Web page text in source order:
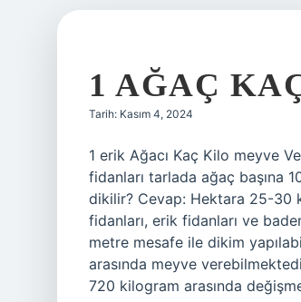
1 AĞAÇ
Tarih: Kasım 4, 2024
1 erik Ağacı Kaç Kilo meyve
fidanları tarlada ağaç başına
dikilir? Cevap: Hektara 25-30
fidanları, erik fidanları ve
metre mesafe ile dikim
arasında meyve
720 kilogram arasında